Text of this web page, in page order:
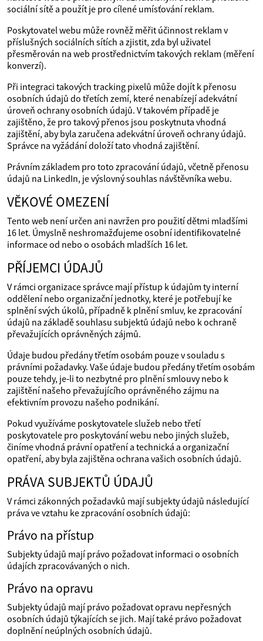
sociální sítě a použít je pro cílené umísťování reklam.
Poskytovatel webu může rovněž měřit účinnost reklam v
příslušných sociálních sítích a zjistit, zda byl uživatel
přesměrován na web prostřednictvím takových reklam (měření
konverzí).
Při integraci takových tracking pixelů může dojít k přenosu
osobních údajů do třetích zemí, které nenabízejí adekvátní
úroveň ochrany osobních údajů. V takovém případě je
zajištěno, že pro takový přenos jsou poskytnuta vhodná
zajištění, aby byla zaručena adekvátní úroveň ochrany údajů.
Správce na vyžádání doloží tato vhodná zajištění.
Právním základem pro toto zpracování údajů, včetně přenosu
údajů na LinkedIn, je výslovný souhlas návštěvníka webu.
VĚKOVÉ OMEZENÍ
Tento web není určen ani navržen pro použití dětmi mladšími
16 let. Úmyslně neshromažďujeme osobní identifikovatelné
informace od nebo o osobách mladších 16 let.
PŘÍJEMCI ÚDAJŮ
V rámci organizace správce mají přístup k údajům ty interní
oddělení nebo organizační jednotky, které je potřebují ke
splnění svých úkolů, případně k plnění smluv, ke zpracování
údajů na základě souhlasu subjektů údajů nebo k ochraně
převažujících oprávněných zájmů.
Údaje budou předány třetím osobám pouze v souladu s
právními požadavky. Vaše údaje budou předány třetím osobám
pouze tehdy, je‑li to nezbytné pro plnění smlouvy nebo k
zajištění našeho převažujícího oprávněného zájmu na
efektivním provozu našeho podnikání.
Pokud využíváme poskytovatele služeb nebo třetí
poskytovatele pro poskytování webu nebo jiných služeb,
činíme vhodná právní opatření a technická a organizační
opatření, aby byla zajištěna ochrana vašich osobních údajů.
PRÁVA SUBJEKTŮ ÚDAJŮ
V rámci zákonných požadavků mají subjekty údajů následující
práva ve vztahu ke zpracování osobních údajů:
Právo na přístup
Subjekty údajů mají právo požadovat informaci o osobních
údajích zpracovávaných o nich.
Právo na opravu
Subjekty údajů mají právo požadovat opravu nepřesných
osobních údajů týkajících se jich. Mají také právo požadovat
doplnění neúplných osobních údajů.